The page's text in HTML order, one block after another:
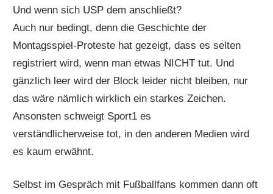
Und wenn sich USP dem anschließt?
Auch nur bedingt, denn die Geschichte der
Montagsspiel-Proteste hat gezeigt, dass es selten
registriert wird, wenn man etwas NICHT tut. Und
gänzlich leer wird der Block leider nicht bleiben, nur
das wäre nämlich wirklich ein starkes Zeichen.
Ansonsten schweigt Sport1 es
verständlicherweise tot, in den anderen Medien wird
es kaum erwähnt.
Selbst im Gespräch mit Fußballfans kommen dann oft